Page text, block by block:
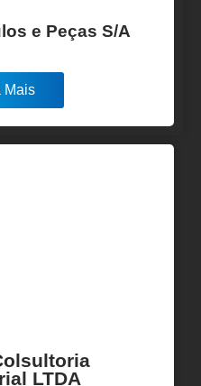
e Peças S/A
Mais
LTDA